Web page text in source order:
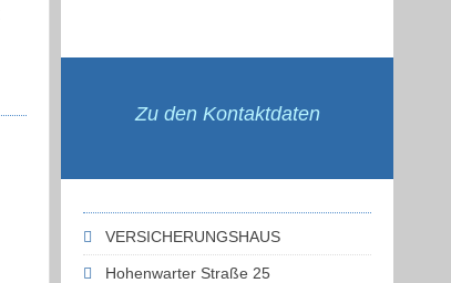
Zu den Kontaktdaten
VERSICHERUNGSHAUS
Hohenwarter Straße 25